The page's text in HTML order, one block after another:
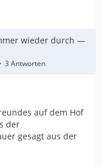
wieder durch —
3 Antworten
auf dem Hof
der
gesagt aus der